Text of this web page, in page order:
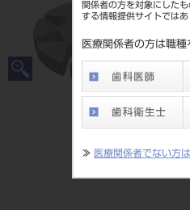
関係者の方を対象にした
する情報提供サイトではあ
医療関係者の方は職種
≫ 医療関係者でない方